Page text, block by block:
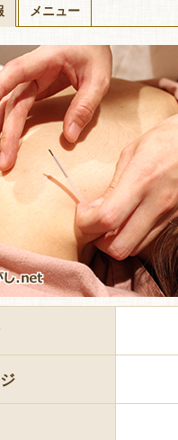
メニュー